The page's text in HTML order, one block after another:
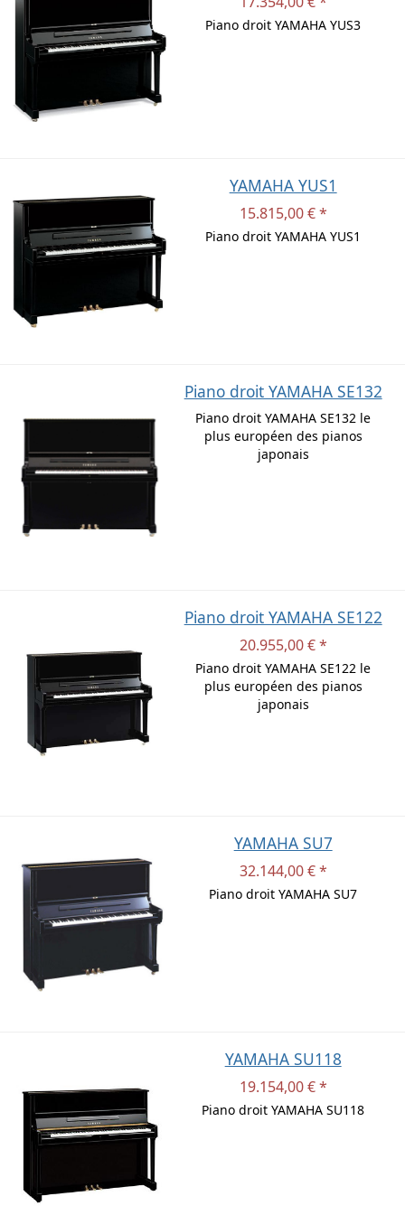
Piano droit YAMAHA YUS3
YAMAHA YUS1
15.815,00 € *
Piano droit YAMAHA YUS1
Piano droit YAMAHA SE132
Piano droit YAMAHA SE132 le
plus européen des pianos
japonais
Piano droit YAMAHA SE122
20.955,00 € *
Piano droit YAMAHA SE122 le
plus européen des pianos
japonais
YAMAHA SU7
32.144,00 € *
Piano droit YAMAHA SU7
YAMAHA SU118
19.154,00 € *
Piano droit YAMAHA SU118